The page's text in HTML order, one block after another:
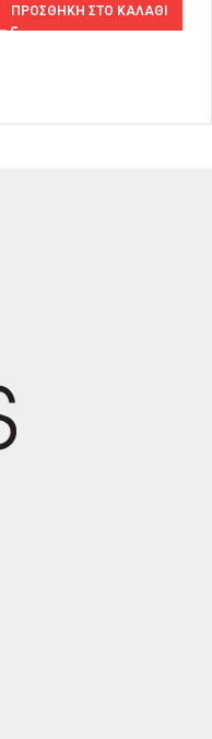
ΠΡΟΣΘΗΚΗ ΣΤΟ ΚΑΛΑΘΙ